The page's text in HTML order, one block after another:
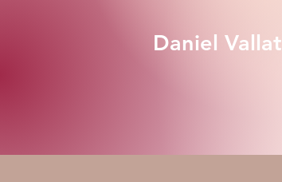
Daniel Vallat